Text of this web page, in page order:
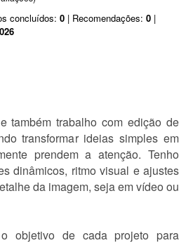
concluídos: 0 | Recomendações: 0 |
também trabalho com edição de
transformar ideias simples em
prendem a atenção. Tenho
dinâmicos, ritmo visual e ajustes
da imagem, seja em vídeo ou
objetivo de cada projeto para